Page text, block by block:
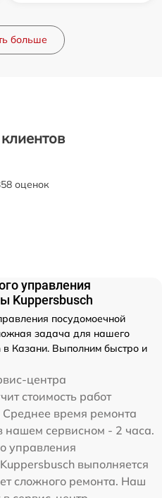
больше
оценок
управления
Kuppersbusch
посудомоечной
задача для нашего
в Казани. Выполним быстро и
центра
стоимость работ
время ремонта
нашем сервисном - 2 часа.
управления
выполняется
сложного ремонта. Наш